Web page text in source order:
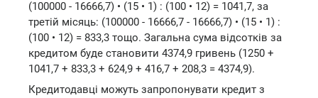
(100000 - 16666,7) • (15 • 1) : (100 • 12) = 1041,7, за
третій місяць: (100000 - 16666,7 - 16666,7) • (15 • 1) :
(100 • 12) = 833,3 тощо. Загальна сума відсотків за
кредитом буде становити 4374,9 гривень (1250 +
1041,7 + 833,3 + 624,9 + 416,7 + 208,3 = 4374,9).
Кредитодавці можуть запропонувати кредит з